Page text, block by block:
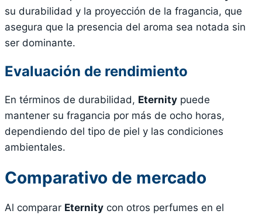
su durabilidad y la proyección de la fragancia, que
asegura que la presencia del aroma sea notada sin
ser dominante.
Evaluación de rendimiento
En términos de durabilidad, Eternity puede
mantener su fragancia por más de ocho horas,
dependiendo del tipo de piel y las condiciones
ambientales.
Comparativo de mercado
Al comparar Eternity con otros perfumes en el